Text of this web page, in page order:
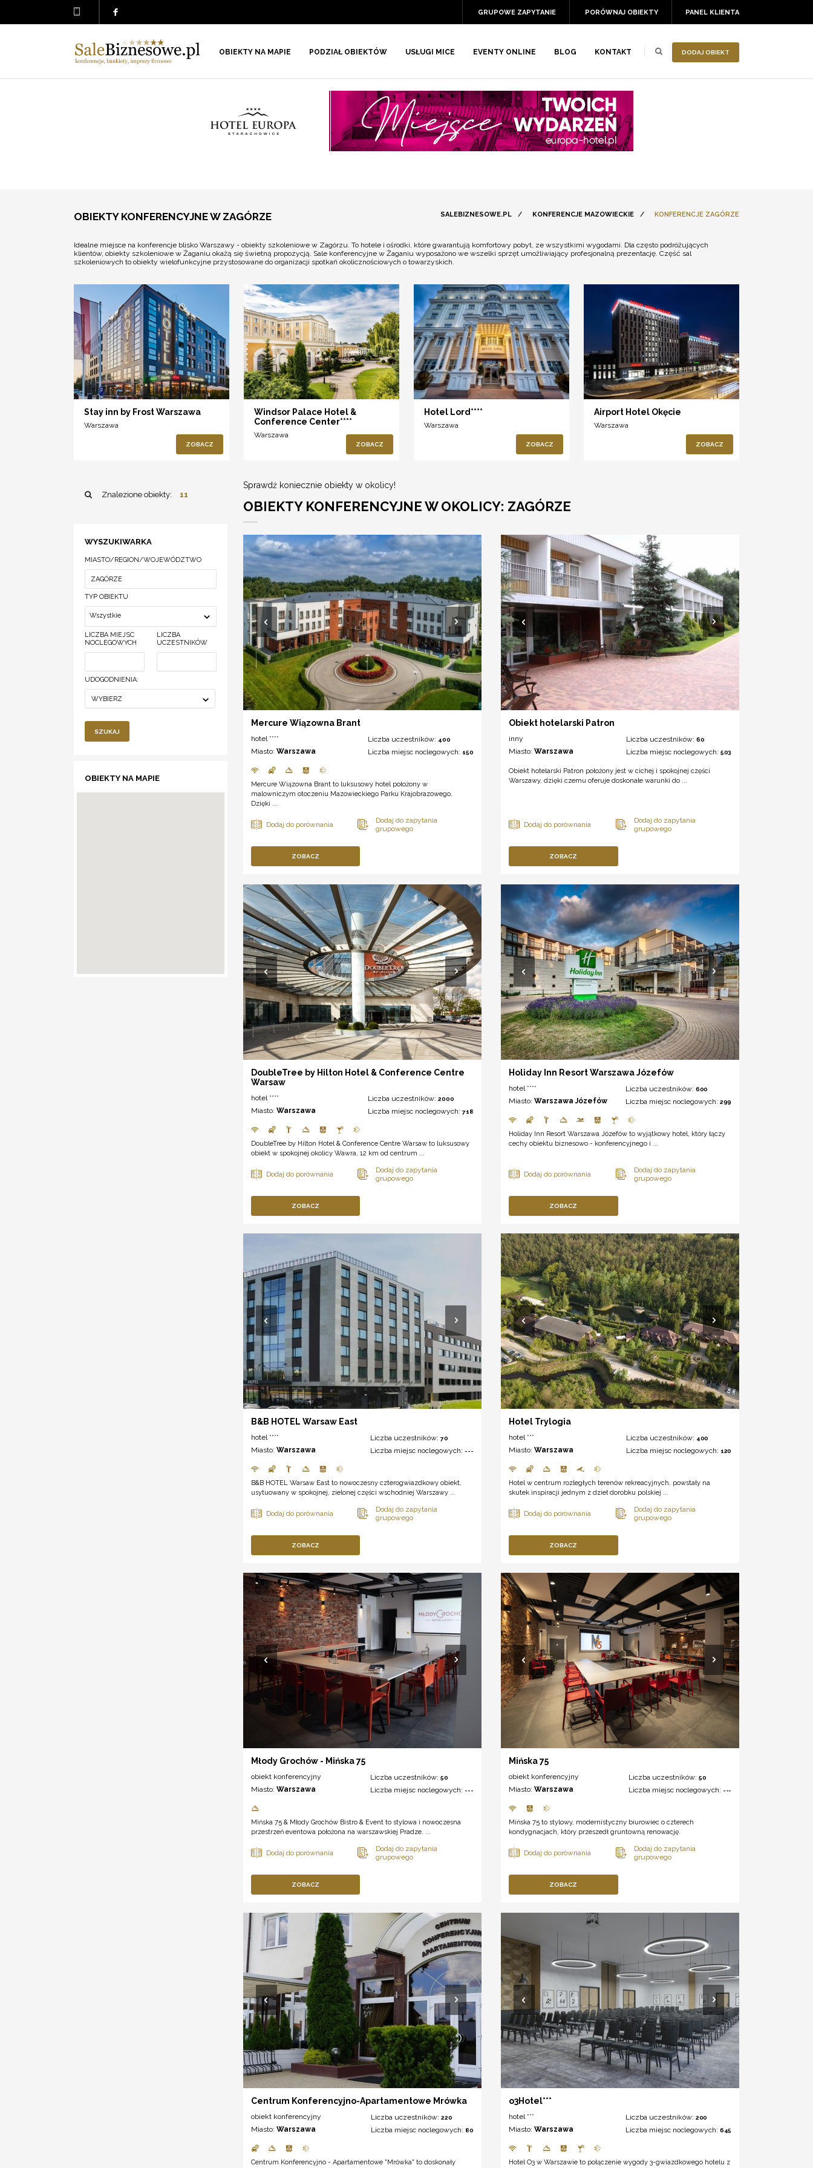
PANEL KLIENTA
PORÓWNAJ OBIEKTY
GRUPOWE ZAPYTANIE
DODAJ OBIEKT
OBIEKTY NA MAPIE PODZIAŁ OBIEKTÓW USŁUGI MICE EVENTY ONLINE BLOG KONTAKT
OBIEKTY KONFERENCYJNE W ZAGÓRZE SALEBIZNESOWE.PL / KONFERENCJE MAZOWIECKIE / KONFERENCJE ZAGÓRZE
Idealne miejsce na konferencje blisko Warszawy - obiekty szkoleniowe w Zagórzu. To hotele i ośrodki, które gwarantują komfortowy pobyt, ze wszystkimi wygodami. Dla często podróżujących
klientów, obiekty szkoleniowe w Żaganiu okażą się świetną propozycją. Sale konferencyjne w Żaganiu wyposażono we wszelki sprzęt umożliwiający profesjonalną prezentację. Część sal
szkoleniowych to obiekty wielofunkcyjne przystosowane do organizacji spotkań okolicznościowych o towarzyskich.
Stay inn by Frost Warszawa
Warszawa
ZOBACZ
Windsor Palace Hotel &
Conference Center****
Warszawa
ZOBACZ
Hotel Lord****
Warszawa
ZOBACZ
Airport Hotel Okęcie
Warszawa
ZOBACZ
Znalezione obiekty: 11
WYSZUKIWARKA
MIASTO/REGION/WOJEWÓDZTWO
TYP OBIEKTU
Wszystkie
LICZBA MIEJSC
NOCLEGOWYCH
LICZBA
UCZESTNIKÓW
UDOGODNIENIA:
WYBIERZ
SZUKAJ
OBIEKTY NA MAPIE
Sprawdź koniecznie obiekty w okolicy!
OBIEKTY KONFERENCYJNE W OKOLICY: ZAGÓRZE
Mercure Wiązowna Brant
hotel ****
Miasto: Warszawa
Liczba uczestników: 400
Liczba miejsc noclegowych:150
Mercure Wiązowna Brant to luksusowy hotel położony w
malowniczym otoczeniu Mazowieckiego Parku Krajobrazowego.
Dzięki ...
ZOBACZ
Obiekt hotelarski Patron
inny
Miasto:Warszawa
Liczba uczestników: 60
Liczba miejsc noclegowych: 503
Obiekt hotelarski Patron położony jest w cichej i spokojnej części
Warszawy, dzięki czemu oferuje doskonałe warunki do ...
ZOBACZ
DoubleTree by Hilton Hotel & Conference Centre
Warsaw
hotel ****
Miasto: Warszawa
Liczba uczestników:2000
Liczba miejsc noclegowych:718
DoubleTree by Hilton Hotel & Conference Centre Warsaw to luksusowy
obiekt w spokojnej okolicy Wawra, 12 km od centrum ...
ZOBACZ
Holiday Inn Resort Warszawa Józefów
hotel ****
Miasto:Warszawa Józefów
Liczba uczestników: 600
Liczba miejsc noclegowych: 299
Holiday Inn Resort Warszawa Józefów to wyjątkowy hotel, który łączy
cechy obiektu biznesowo - konferencyjnego i ...
ZOBACZ
B&B HOTEL Warsaw East
hotel ****
Miasto: Warszawa
Liczba uczestników:70
Liczba miejsc noclegowych: ---
B&B HOTEL Warsaw East to nowoczesny czterogwiazdkowy obiekt,
usytuowany w spokojnej, zielonej części wschodniej Warszawy ...
ZOBACZ
Hotel Trylogia
hotel ***
Miasto:Warszawa
Liczba uczestników: 400
Liczba miejsc noclegowych: 120
Hotel w centrum rozległych terenów rekreacyjnych, powstały na
skutek inspiracji jednym z dzieł dorobku polskiej ...
ZOBACZ
Młody Grochów - Mińska 75
obiekt konferencyjny
Miasto: Warszawa
Liczba uczestników:50
Liczba miejsc noclegowych: ---
Mińska 75 & Młody Grochów Bistro & Event to stylowa i nowoczesna
przestrzeń eventowa położona na warszawskiej Pradze. ...
ZOBACZ
Mińska 75
obiekt konferencyjny
Miasto:Warszawa
Liczba uczestników: 50
Liczba miejsc noclegowych: ---
Mińska 75 to stylowy, modernistyczny biurowiec o czterech
kondygnacjach, który przeszedł gruntowną renowację.
ZOBACZ
Centrum Konferencyjno-Apartamentowe Mrówka
obiekt konferencyjny
Miasto: Warszawa
Liczba uczestników:220
Liczba miejsc noclegowych: 80
Centrum Konferencyjno - Apartamentowe "Mrówka" to doskonały
o3Hotel***
hotel ***
Miasto:Warszawa
Liczba uczestników: 200
Liczba miejsc noclegowych: 645
Hotel O3 w Warszawie to połączenie wygody 3-gwiazdkowego hotelu z